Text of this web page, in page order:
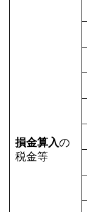
損金算入の
税金等